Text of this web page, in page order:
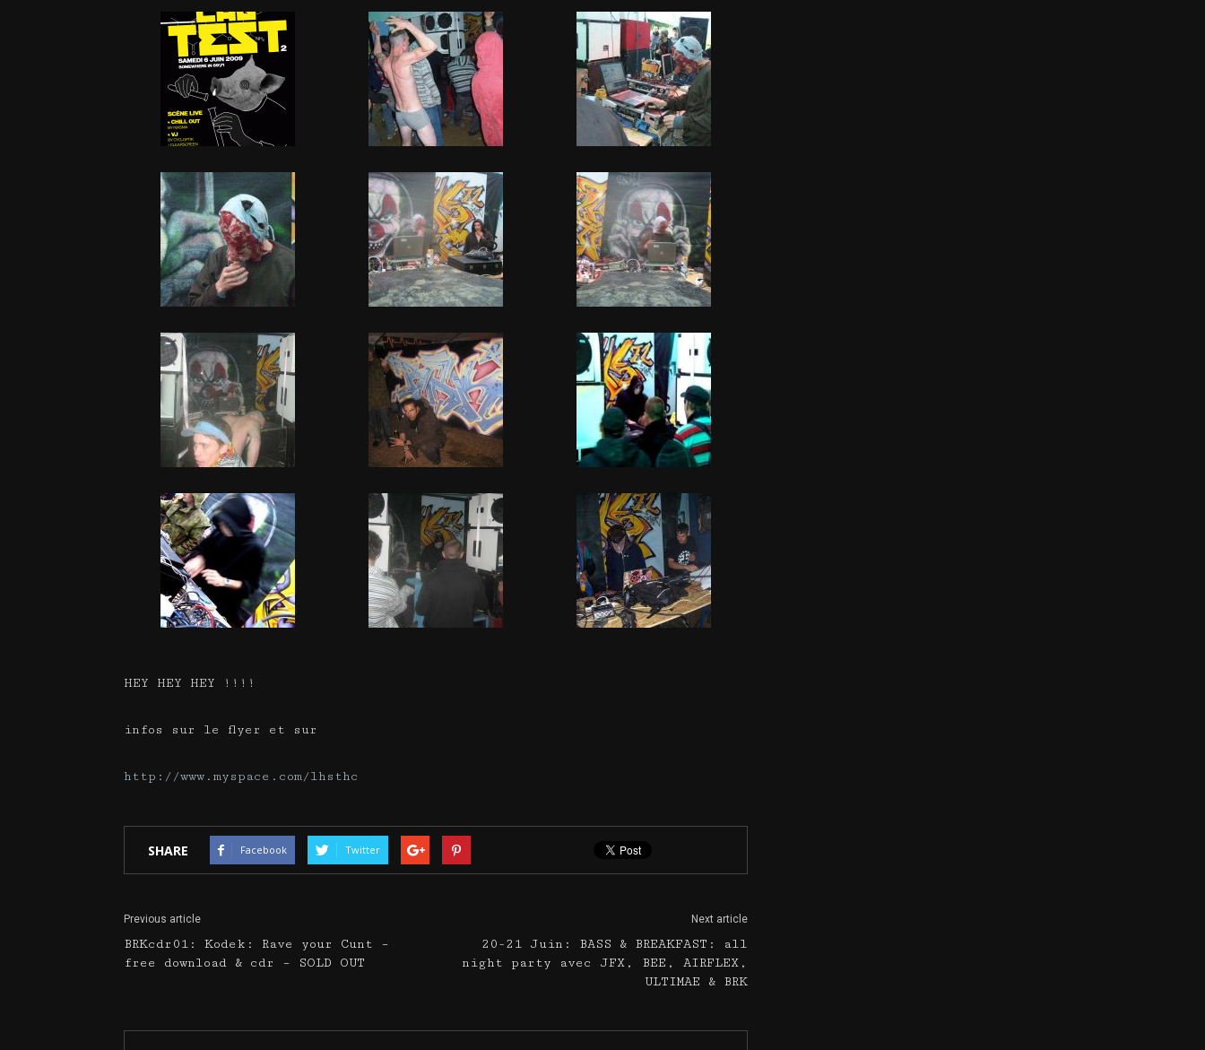
HEY HEY HEY !!!!
infos sur le flyer et sur
http://www.myspace.com/lhsthc
SHARE Facebook Twitter
Previous article
BRKcdr01: Kodek: Rave your Cunt –
free download & cdr – SOLD OUT
Next article
20-21 Juin: BASS & BREAKFAST: all
night party avec JFX, BEE, AIRFLEX,
ULTIMAE & BRK